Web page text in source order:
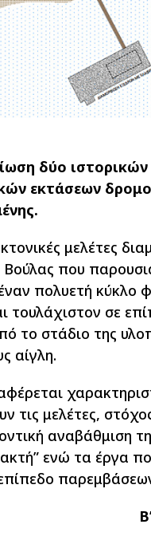
δύο
εκτάσεων
μελέτες
που
πολυετή
τουλάχιστον σε
το στάδιο της
αίγλη.
τις μελέτες,
αναβάθμιση
ενώ τα έργα